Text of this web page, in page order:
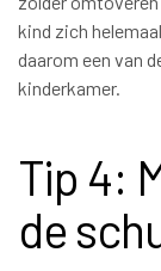
kind zich
daarom een van
kinderkamer.
Tip 4:
de